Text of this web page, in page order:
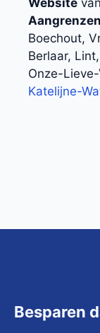
Website
Boechout,
Berlaar,
Onze-
Katelijne-
Besparen